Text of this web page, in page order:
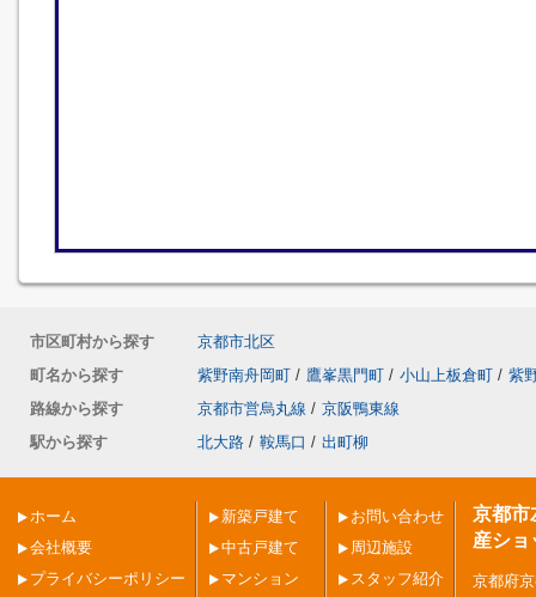
市区町村から探す
京都市北区
町名から探す
紫野南舟岡町 / 鷹峯黒門町 / 小山上板倉町 / 紫
路線から探す
京都市営烏丸線 / 京阪鴨東線
駅から探す
北大路 / 鞍馬口 / 出町柳
ホーム
会社概要
プライバシーポリシー
新築戸建て
中古戸建て
マンション
お問い合わせ
周辺施設
スタッフ紹介
京都市
産ショ
京都府